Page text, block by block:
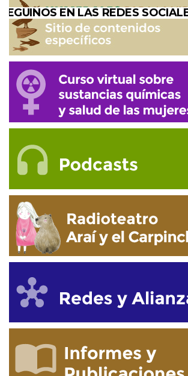
SEGUINOS EN LAS REDES